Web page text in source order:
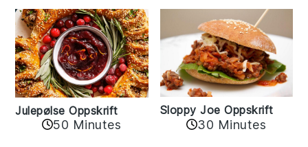
Julepølse Oppskrift
50 Minutes
Sloppy Joe Oppskrift
30 Minutes